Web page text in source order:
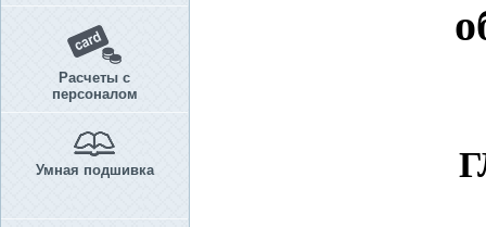
Расчеты с
персоналом
Умная подшивка